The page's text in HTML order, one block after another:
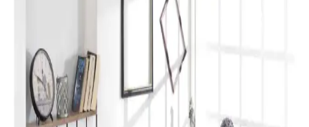
Yılbaşı Nevresimleri ile Ev Dekorasyonunuzu
Geliştirin ve Atmosferinizi Zenginleştirin
Yılbaşı nevresimleri, renk, motif ve malzeme seçimleriyle evinizde
özel bir atmosfer yaratır. Dekorasyon detaylarıyla yılbaşı ruhunu
yansıtın ve yeni yılı sevdiklerinizle kutlayın.
Karaca Home Lavin %100 Pamuk Çift Kişilik
Nevresim Takımı Modern ve Şık Tasarım